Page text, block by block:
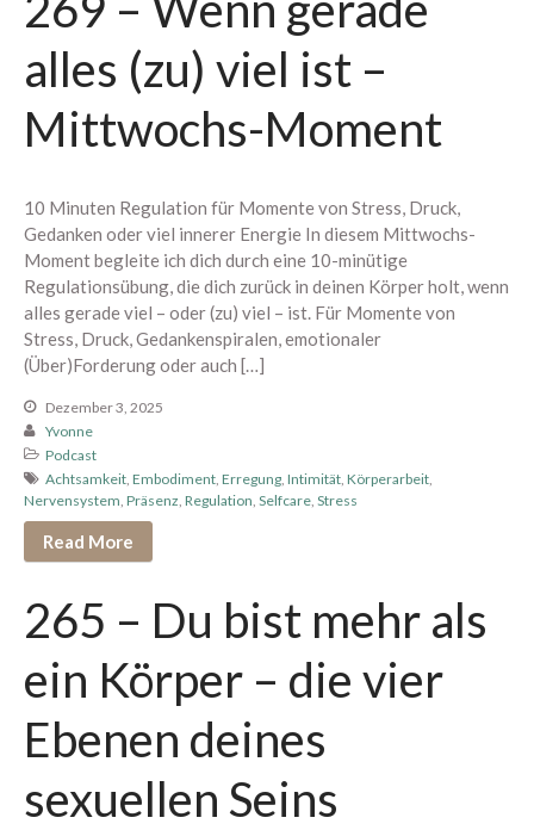
Inner Flow Audio
Solo*Sex Impulse
Mini Sexleben Test
Podcast
Audios & Kurse
Arrival Einstieg
Berührung spüren
Edging erleben
Proven Expert
Dein Bereich
alles (zu) viel ist –
Mittwochs-Moment
10 Minuten Regulation für Momente von Stress, Druck,
Gedanken oder viel innerer Energie In diesem Mittwochs-
Moment begleite ich dich durch eine 10-minütige
Regulationsübung, die dich zurück in deinen Körper holt, wenn
alles gerade viel – oder (zu) viel – ist. Für Momente von
Stress, Druck, Gedankenspiralen, emotionaler
(Über)Forderung oder auch […]
Dezember 3, 2025
Yvonne
Podcast
Achtsamkeit Embodiment Erregung Intimität Körperarbeit
Nervensystem Präsenz Regulation Selfcare Stress
Read More
265 – Du bist mehr als
ein Körper – die vier
Ebenen deines
sexuellen Seins